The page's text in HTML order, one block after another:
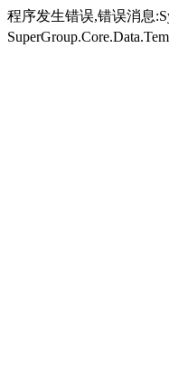
程序发生错误,错误消息